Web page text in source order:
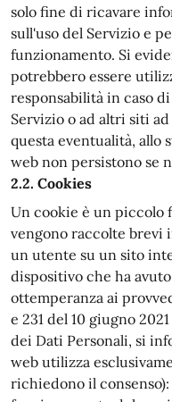
solo fine di ricavare
sull'uso del Servizio e
funzionamento. Si
potrebbero essere
responsabilità in caso
Servizio o ad altri siti ad
questa eventualità, allo
web non persistono se
2.2. Cookies
Un cookie è un piccolo
vengono raccolte brevi
un utente su un sito
dispositivo che ha
ottemperanza ai
e 231 del 10 giugno
dei Dati Personali, si
web utilizza
richiedono il